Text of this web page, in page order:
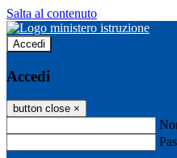
Salta al contenuto
Accedi
Accedi
button close ×